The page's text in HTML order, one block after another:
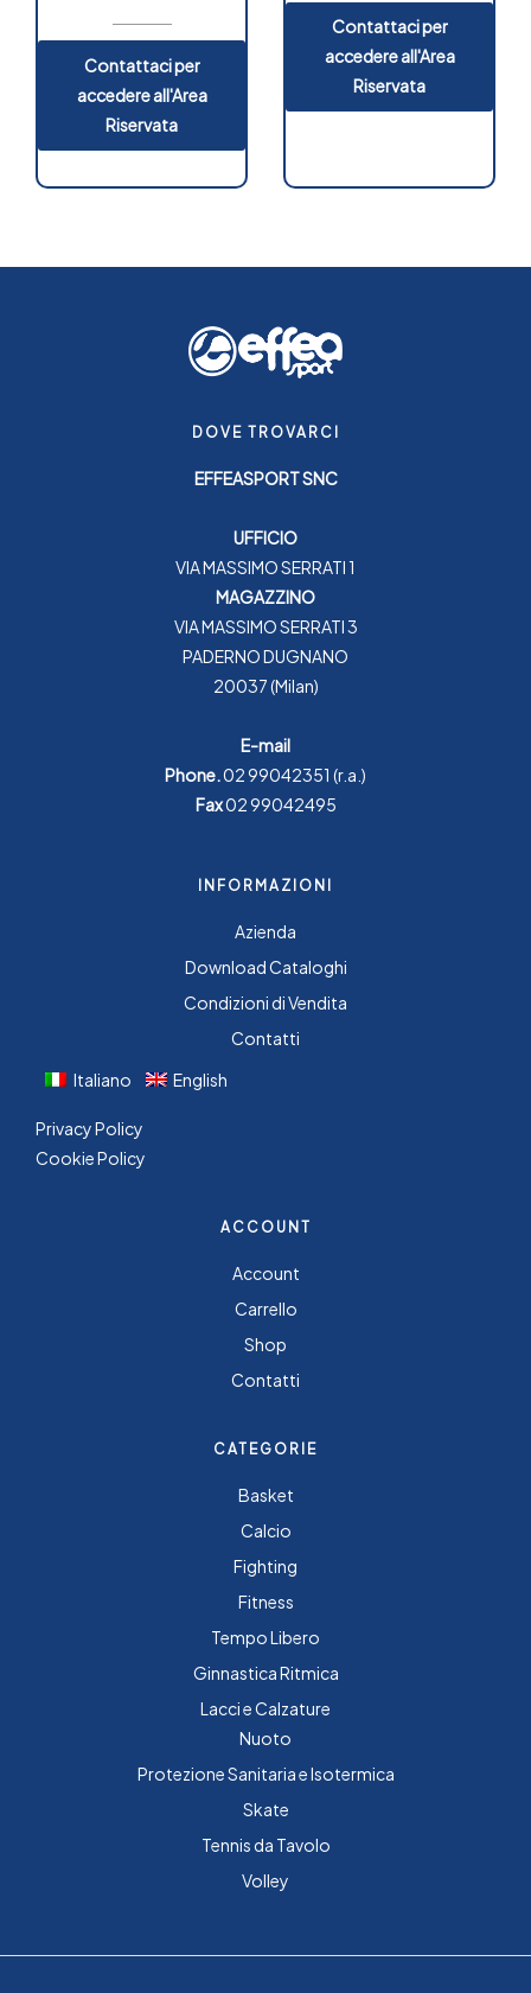
Contattaci per
accedere all'Area
Riservata
Contattaci per
accedere all'Area
Riservata
DOVE TROVARCI
EFFEASPORT SNC
UFFICIO
VIA MASSIMO SERRATI 1
MAGAZZINO
VIA MASSIMO SERRATI 3
PADERNO DUGNANO
20037 (Milan)
E-mail
Phone. 02 99042351 (r.a.)
Fax02 99042495
INFORMAZIONI
Azienda
Download Cataloghi
Condizioni di Vendita
Contatti
Italiano
English
Privacy Policy
Cookie Policy
ACCOUNT
Account
Carrello
Shop
Contatti
CATEGORIE
Basket
Calcio
Fighting
Fitness
Tempo Libero
Ginnastica Ritmica
Lacci e Calzature
Nuoto
Protezione Sanitaria e Isotermica
Skate
Tennis da Tavolo
Volley